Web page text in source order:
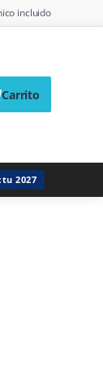
incluido
Carrito
2027